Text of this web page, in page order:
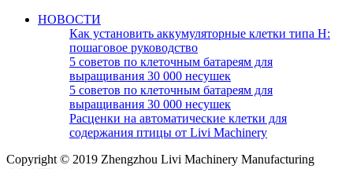
НОВОСТИ
Как установить аккумуляторные клетки типа H:
пошаговое руководство
5 советов по клеточным батареям для
выращивания 30 000 несушек
5 советов по клеточным батареям для
выращивания 30 000 несушек
Расценки на автоматические клетки для
содержания птицы от Livi Machinery
Copyright © 2019 Zhengzhou Livi Machinery Manufacturing